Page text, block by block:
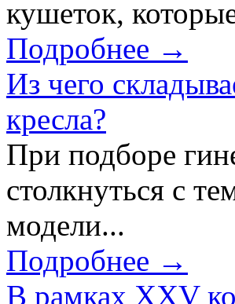
кушеток,
Подробнее →
Из чего
кресла?
При подборе
столкнуться с
модели...
Подробнее →
В рамках XXV